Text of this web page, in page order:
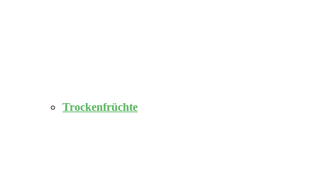
Trockenfrüchte